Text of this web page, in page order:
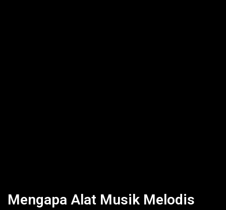
Mengapa Alat Musik Melodis